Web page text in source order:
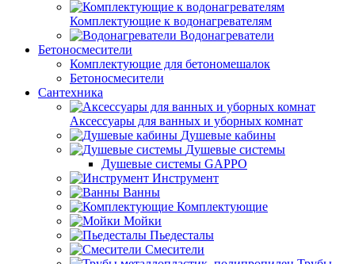
Комплектующие к водонагревателям
Водонагреватели
Бетоносмесители
Комплектующие для бетономешалок
Бетоносмесители
Сантехника
Аксессуары для ванных и уборных комнат
Душевые кабины
Душевые системы
Душевые системы GAPPO
Инструмент
Ванны
Комплектующие
Мойки
Пьедесталы
Смесители